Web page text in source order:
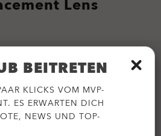
Lens
BEITRETEN
KLICKS VOM MVP-
ES ERWARTEN DICH
NEWS UND TOP-